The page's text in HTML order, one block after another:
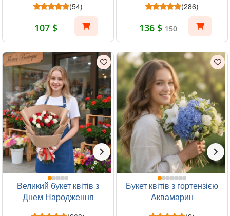
(54)
107 $
(286)
136 $ 150
Великий букет квітів з
Днем Народження
Букет квітів з гортензією
Аквамарин